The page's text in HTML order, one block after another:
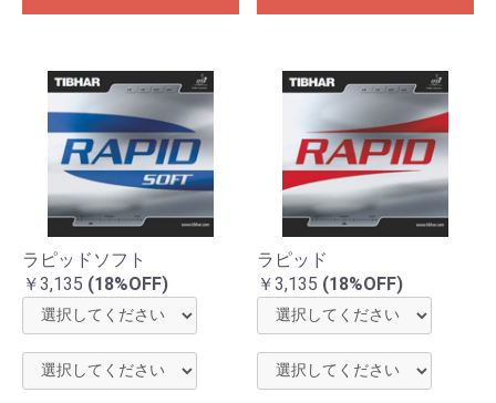
ラピッドソフト
￥3,135 (18%OFF)
ラピッド
￥3,135 (18%OFF)